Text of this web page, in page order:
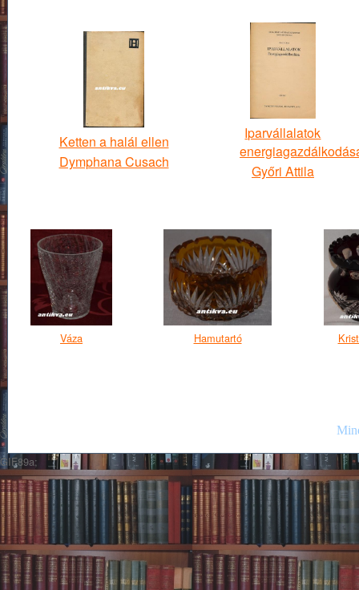
Ketten a halál ellen
Dymphana Cusach
Iparvállalatok
Győri Attila
Váza Hamutartó
GIF89a;